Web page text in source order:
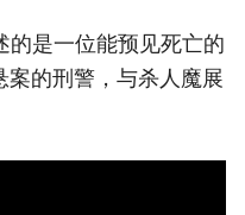
的是一位能预见死亡的
案的刑警，与杀人魔展